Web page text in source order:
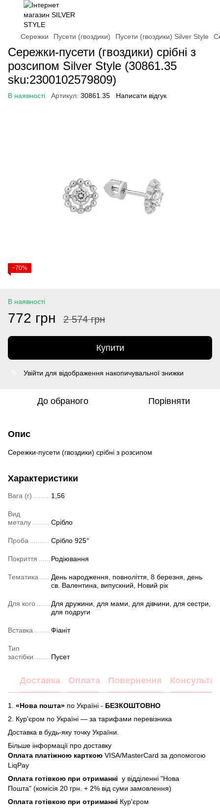
Сережки Пусети (гвоздики) Пусети (гвоздики) Silver Style
Сережки-пусети (гвоздики) срібні з
розсипом Silver Style (30861.35
sku:2300102579809)
В наявності Артикул: 30861.35 Написати відгук
−70%
В наявності
772 грн 2 574 грн
Купити
Увійти для відображення накопичувальної знижки
До обраного Порівняти
Опис
Сережки-пусети (гвоздики) срібні з розсипом
Характеристики
Вага (г) 1,56
Вид
металу
Срібло
Проба Срібло 925°
Покриття Родіювання
Тематика
День народження, повноліття, 8 березня, день
св. Валентина, випускний, Новий рік
Для кого
Для дружини, для мами, для дівчини, для сестри,
для подруги
Вставка Фіаніт
Тип
застібки
Пусет
Доставка Оплата Повернення
1. «Нова пошта» по Україні - БЕЗКОШТОВНО
2.
Кур'єром по Україні — за тарифами перевізника
Доставка в будь-яку точку України.
Більше інформації про доставку
Оплата платіжною карткою VISA/MasterCard за допомогою
LiqPay
Оплата готівкою при отриманні у відділенні "Нова
Пошта" (комісія 20 грн. + 2% від суми замовлення)
Оплата готівкою при отриманні Кур'єром